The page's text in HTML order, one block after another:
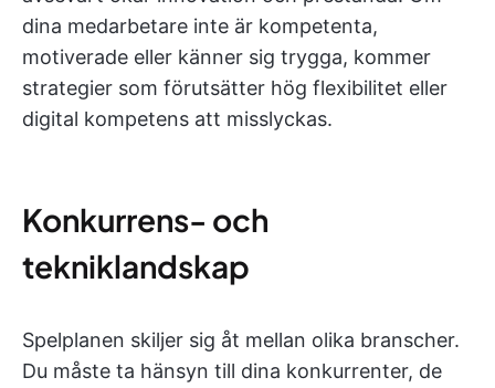
dina medarbetare inte är kompetenta,
motiverade eller känner sig trygga, kommer
strategier som förutsätter hög flexibilitet eller
digital kompetens att misslyckas.
Konkurrens- och
tekniklandskap
Spelplanen skiljer sig åt mellan olika branscher.
Du måste ta hänsyn till dina konkurrenter, de